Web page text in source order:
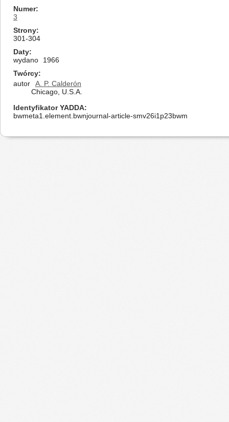
Numer
3
Strony
301-304
Daty
wydano
1966
Twórcy
autor
A. P. Calderón
Chicago, U.S.A.
Identyfikator YADDA
bwmeta1.element.bwnjournal-article-smv26i1p23bwm